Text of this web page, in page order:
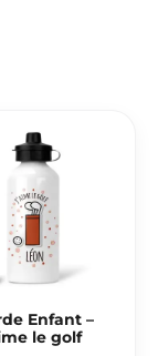
Enfant –
le golf